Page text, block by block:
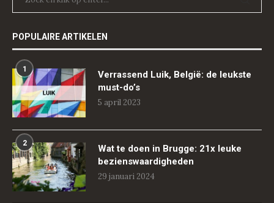
POPULAIRE ARTIKELEN
1
Verrassend Luik, België: de leukste
must-do’s
5 april 2023
2
Wat te doen in Brugge: 21x leuke
bezienswaardigheden
29 januari 2024